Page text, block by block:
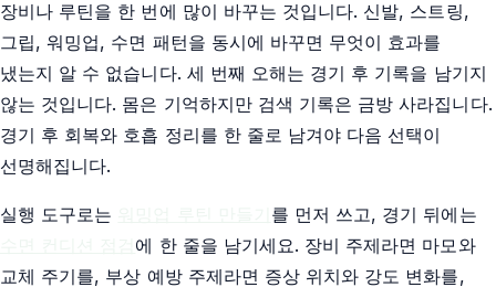
장비나 루틴을 한 번에 많이 바꾸는 것입니다. 신발, 스트링,
그립, 워밍업, 수면 패턴을 동시에 바꾸면 무엇이 효과를
냈는지 알 수 없습니다. 세 번째 오해는 경기 후 기록을 남기지
않는 것입니다. 몸은 기억하지만 검색 기록은 금방 사라집니다.
경기 후 회복와 호흡 정리를 한 줄로 남겨야 다음 선택이
선명해집니다.
실행 도구로는
를 먼저 쓰고, 경기 뒤에는
에 한 줄을 남기세요. 장비 주제라면 마모와
교체 주기를, 부상 예방 주제라면 증상 위치와 강도 변화를,